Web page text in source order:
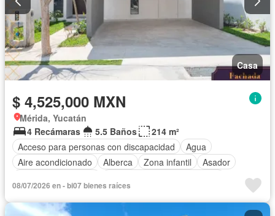
Casa
$ 4,525,000 MXN
Mérida, Yucatán
4 Recámaras
5.5 Baños
214 m²
Acceso para personas con discapacidad
Agua
Aire acondicionado
Alberca Zona infantil
Asador
Cisterna
Cuarto de Limpieza
Estacionamiento
08/07/2026 en - bi07 bienes raíces